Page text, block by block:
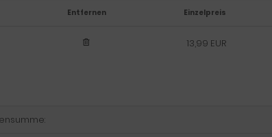
Einzelpreis
Entfernen
13,99 EUR